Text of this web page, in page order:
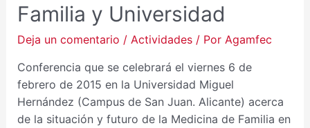
Familia y Universidad
Deja un comentario / Actividades/ Por Agamfec
Conferencia que se celebrará el viernes 6 de
febrero de 2015 en la Universidad Miguel
Hernández (Campus de San Juan. Alicante) acerca
de la situación y futuro de la Medicina de Familia en